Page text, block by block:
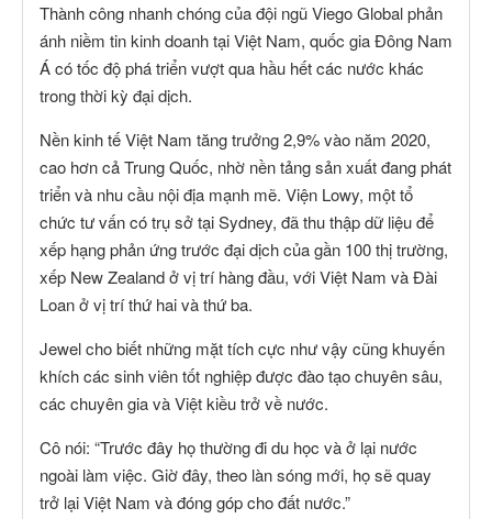
Thành công nhanh chóng của đội ngũ Viego Global phản
ánh niềm tin kinh doanh tại Việt Nam, quốc gia Đông Nam
Á có tốc độ phá triển vượt qua hầu hết các nước khác
trong thời kỳ đại dịch.
Nền kinh tế Việt Nam tăng trưởng 2,9% vào năm 2020,
cao hơn cả Trung Quốc, nhờ nền tảng sản xuất đang phát
triển và nhu cầu nội địa mạnh mẽ. Viện Lowy, một tổ
chức tư vấn có trụ sở tại Sydney, đã thu thập dữ liệu để
xếp hạng phản ứng trước đại dịch của gần 100 thị trường,
xếp New Zealand ở vị trí hàng đầu, với Việt Nam và Đài
Loan ở vị trí thứ hai và thứ ba.
Jewel cho biết những mặt tích cực như vậy cũng khuyến
khích các sinh viên tốt nghiệp được đào tạo chuyên sâu,
các chuyên gia và Việt kiều trở về nước.
Cô nói: “Trước đây họ thường đi du học và ở lại nước
ngoài làm việc. Giờ đây, theo làn sóng mới, họ sẽ quay
trở lại Việt Nam và đóng góp cho đất nước.”